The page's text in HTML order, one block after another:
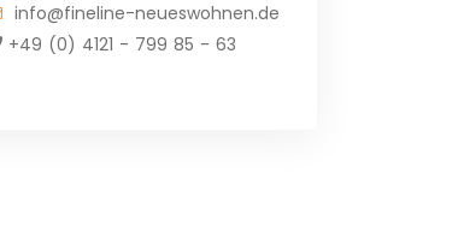
info@fineline-neueswohnen.de
+49 (0) 4121 - 799 85 - 63